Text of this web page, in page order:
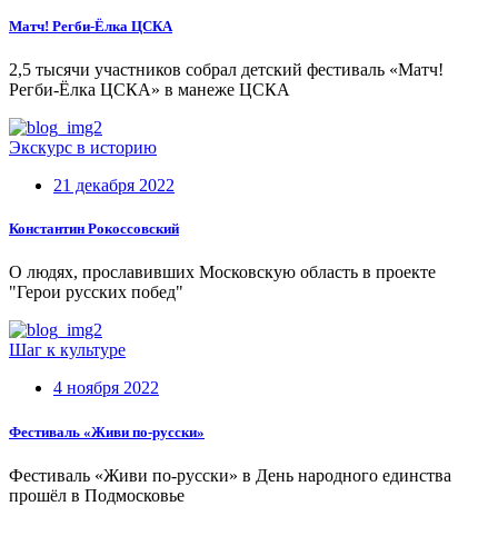
Матч! Регби-Ёлка ЦСКА
2,5 тысячи участников собрал детский фестиваль «Матч!
Регби-Ёлка ЦСКА» в манеже ЦСКА
Экскурс в историю
21 декабря 2022
Константин Рокоссовский
О людях, прославивших Московскую область в проекте
"Герои русских побед"
Шаг к культуре
4 ноября 2022
Фестиваль «Живи по-русски»
Фестиваль «Живи по-русски» в День народного единства
прошёл в Подмосковье